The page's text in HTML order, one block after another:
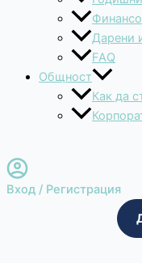
Дарени
FAQ
Общност
Как да
Вход / Регистрация